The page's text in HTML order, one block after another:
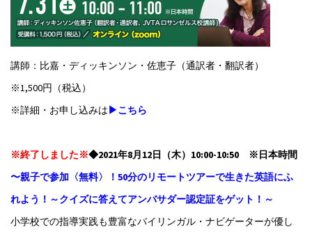
講師：比嘉・ディッキンソン・佐恵子（通訳者・翻訳者）
※1,500円（税込）
※詳細・お申し込みは▶こちら
※終了しました※◆2021年8月12日（木）10:00-10:50 ※日本時間
〜親子で参加〈無料〉！50分のリモートツアーで生きた英語にふ
れよう！～クイズに答えてアンバサダー認定証をゲット！～
小学校での指導実践も豊富なバイリンガル・ナビゲーターが優し